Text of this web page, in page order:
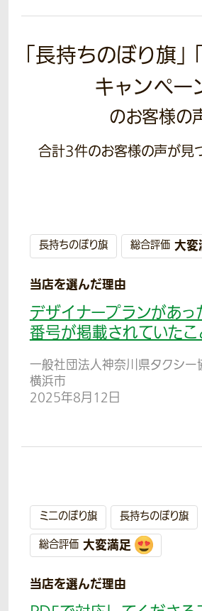
「長持ちのぼり旗」
キャンペー
のお客様の
合計3件のお客様の声が見
長持ちのぼり旗 総合評価 大変
当店を選んだ理由
デザイナープランがあっ
番号が掲載されていたこ
一般社団法人神奈川県タクシ
横浜市
2025年8月12日
ミニのぼり旗
長持ちのぼり旗
総合評価 大変満足
当店を選んだ理由